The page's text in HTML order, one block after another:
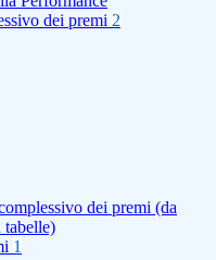
dei premi 2
dei premi (da
tabelle)
1